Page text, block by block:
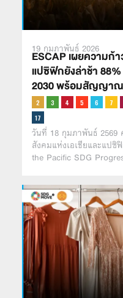
19 กุมภาพันธ์ 2026
ESCAP เผยความก้
แปซิฟิกยังล่าช้า 88%
2030 พร้อมสัญญา
วันที่ 18 กุมภาพันธ์ 2569
สังคมแห่งเอเชียและแปซิ
the Pacific SDG